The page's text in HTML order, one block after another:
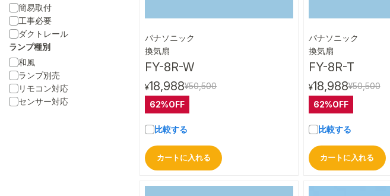
簡易取付
工事必要
ダクトレール
ランプ種別
和風
ランプ別売
リモコン対応
センサー対応
パナソニック
換気扇
FY-8R-W
¥18,988¥50,500
62%OFF
比較する
カートに入れる
パナソニック
換気扇
FY-8R-T
¥18,988¥50,500
62%OFF
比較する
カートに入れる